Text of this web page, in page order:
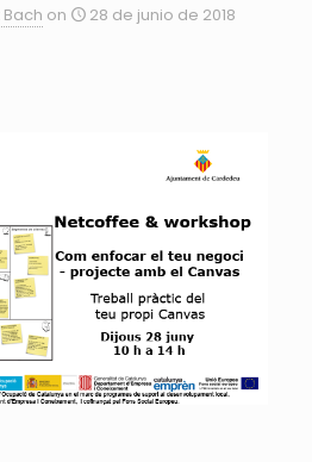
on 28 de junio de 2018